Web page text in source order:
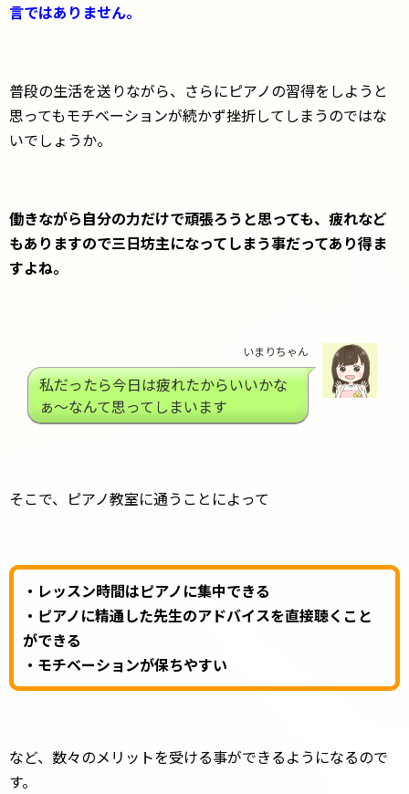
言ではありません。
普段の生活を送りながら、さらにピアノの習得をしようと
思ってもモチベーションが続かず挫折してしまうのではな
いでしょうか。
働きながら自分の力だけで頑張ろうと思っても、疲れなど
もありますので三日坊主になってしまう事だってあり得ま
すよね。
いまりちゃん
私だったら今日は疲れたからいいかな
ぁ～なんて思ってしまいます
そこで、ピアノ教室に通うことによって
・レッスン時間はピアノに集中できる
・ピアノに精通した先生のアドバイスを直接聴くこと
ができる
・モチベーションが保ちやすい
など、数々のメリットを受ける事ができるようになるので
す。